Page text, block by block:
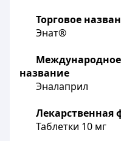
Торговое
Энат®
название
Эналаприл
Лекарственная
Таблетки 10 мг